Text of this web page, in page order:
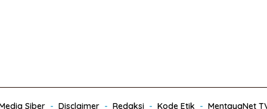
Siber Disclaimer Redaksi Kode Etik MentayaNet